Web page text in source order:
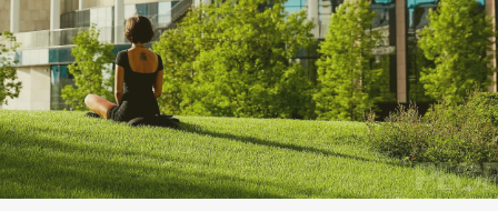
ДЕРЖАТЕЛИ
МАЛАЯ МЕХАНИЗАЦИЯ
ОТПУГИВАТЕЛИ ОТ ПТИЦ, НАСЕКОМЫХ И
ГРЫЗУНОВ
САДОВАЯ ОДЕЖДА И ОБУВЬ
САДОВЫЙ ИНСТРУМЕНТ
СЕМЕНА
СРЕДСТВА ЗАЩИТЫ РАСТЕНИЙ И УДОБРЕНИЯ
ТОВАРЫ ДЛЯ БАНЬ И САУН
ВКА И
УХОД
+7 (495) 197 87
87